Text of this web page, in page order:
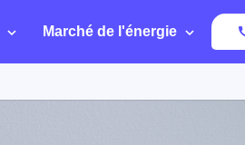
Marché de l'énergie